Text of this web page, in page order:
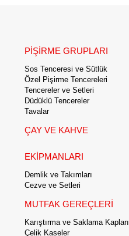
PİŞİRME GRUPLARI
Sos Tenceresi ve Sütlük
Özel Pişirme Tencereleri
Tencereler ve Setleri
Düdüklü Tencereler
Tavalar
ÇAY VE KAHVE
EKİPMANLARI
Demlik ve Takımları
Cezve ve Setleri
MUTFAK GEREÇLERİ
Karıştırma ve Saklama Kapları
Çelik Kaseler